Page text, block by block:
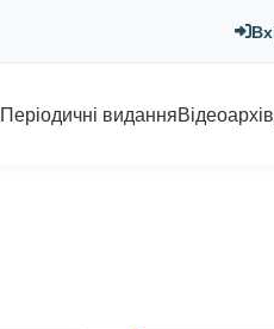
Періодичні виданняВідеоархів